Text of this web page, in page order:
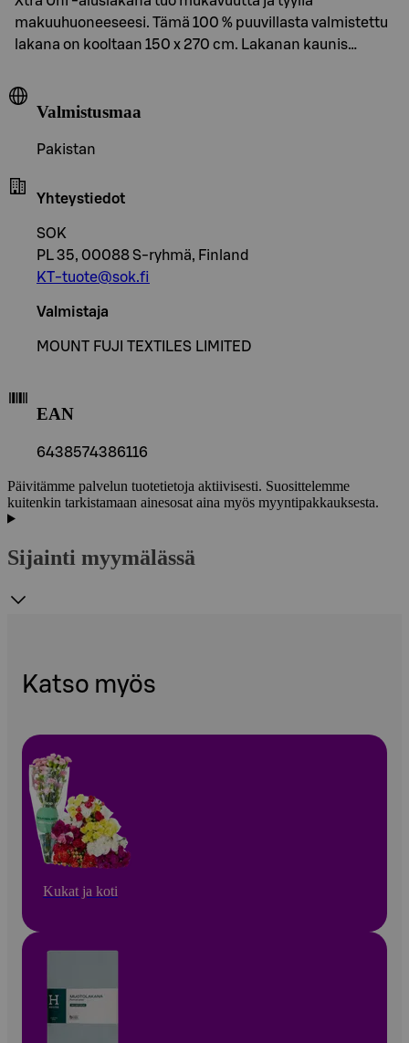
makuuhuoneeseesi. Tämä 100 % puuvillasta valmistettu
lakana on kooltaan 150 x 270 cm. Lakanan kaunis…
Valmistusmaa
Pakistan
Yhteystiedot
SOK
PL 35, 00088 S-ryhmä, Finland
KT-tuote@sok.fi
Valmistaja
MOUNT FUJI TEXTILES LIMITED
EAN
6438574386116
Päivitämme palvelun tuotetietoja aktiivisesti. Suosittelemme
kuitenkin tarkistamaan ainesosat aina myös myyntipakkauksesta.
Sijainti myymälässä
Katso myös
Kukat ja koti